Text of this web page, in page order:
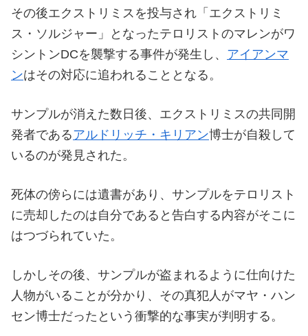
その後エクストリミスを投与され「エクストリミ
ス・ソルジャー」となったテロリストのマレンがワ
シントンDCを襲撃する事件が発生し、 アイアンマ
ンはその対応に追われることとなる。
サンプルが消えた数日後、エクストリミスの共同開
発者であるアルドリッチ・キリアン博士が自殺して
いるのが発見された。
死体の傍らには遺書があり、サンプルをテロリスト
に売却したのは自分であると告白する内容がそこに
はつづられていた。
しかしその後、サンプルが盗まれるように仕向けた
人物がいることが分かり、その真犯人がマヤ・ハン
セン博士だったという衝撃的な事実が判明する。